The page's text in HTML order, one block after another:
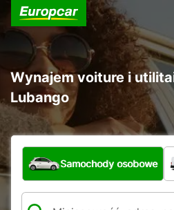
Wynajem voiture i
Lubango
Jaki typ pojazdu?
Samochody osobowe